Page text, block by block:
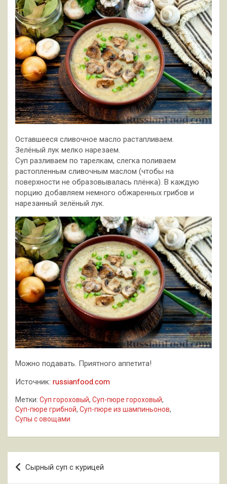
Оставшееся сливочное масло растапливаем.
Зелёный лук мелко нарезаем.
Суп разливаем по тарелкам, слегка поливаем
растопленным сливочным маслом (чтобы на
поверхности не образовывалась плёнка). В каждую
порцию добавляем немного обжаренных грибов и
нарезанный зелёный лук.
Можно подавать. Приятного аппетита!
Источник: russianfood.com
Метки: Суп гороховый, Суп-пюре гороховый,
Суп-пюре грибной, Суп-пюре из шампиньонов,
Супы с овощами
Навигация
по
Сырный суп с курицей